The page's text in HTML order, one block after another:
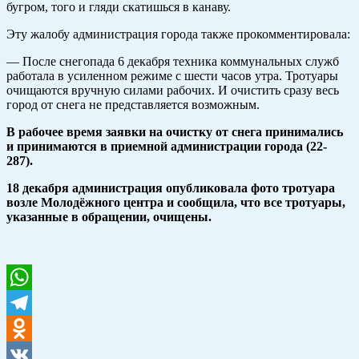
бугром, того и гляди скатишься в канаву.
Эту жалобу администрация города также прокомментировала:
— После снегопада 6 декабря техника коммунальных служб
работала в усиленном режиме с шести часов утра. Тротуары
очищаются вручную силами рабочих. И очистить сразу весь
город от снега не представляется возможным.
В рабочее время заявки на очистку от снега принимались
и принимаются в приемной администрации города (22-
287).
18 декабря администрация опубликовала фото тротуара
возле Молодёжного центра и сообщила, что все тротуары,
указанные в обращении, очищены.
WhatsApp
Telegram
Odnoklassniki